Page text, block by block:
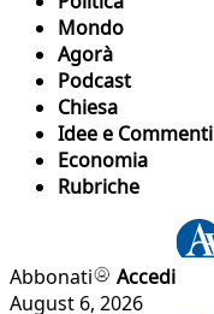
Mondo
Agorà
Podcast
Chiesa
Idee e Commenti
Economia
Rubriche
Abbonati
Accedi
August 6, 2026